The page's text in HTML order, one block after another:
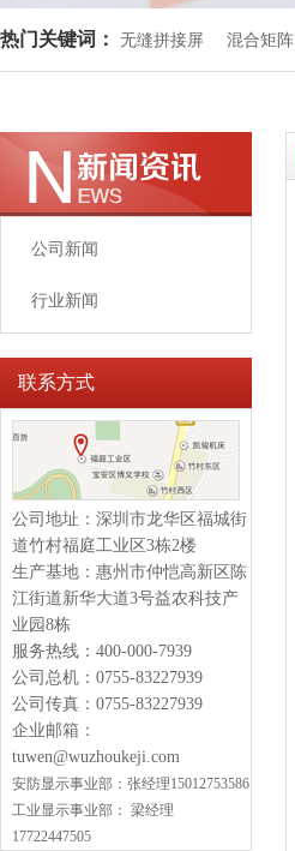
热门关键词： 无缝拼接屏 混合矩阵
公司新闻
行业新闻
联系方式
公司地址：深圳市龙华区福城街
道竹村福庭工业区3栋2楼
生产基地：惠州市仲恺高新区陈
江街道新华大道3号益农科技产
业园8栋
服务热线：400-000-7939
公司总机：0755-83227939
公司传真：0755-83227939
企业邮箱：
tuwen@wuzhoukeji.com
安防显示事业部： 张经理15012753586
工业显示事业部： 梁经理
17722447505